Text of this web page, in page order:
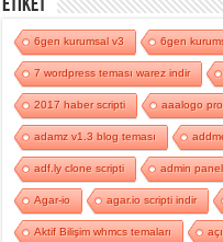
Etiket
6gen kurumsal v3 6gen
7 wordpress teması warez indir
2017 haber scripti aaalogo
adamz v1.3 blog teması
adf.ly clone scripti admin
Agar-io agar.io scripti indir
Aktif Bilişim whmcs temaları